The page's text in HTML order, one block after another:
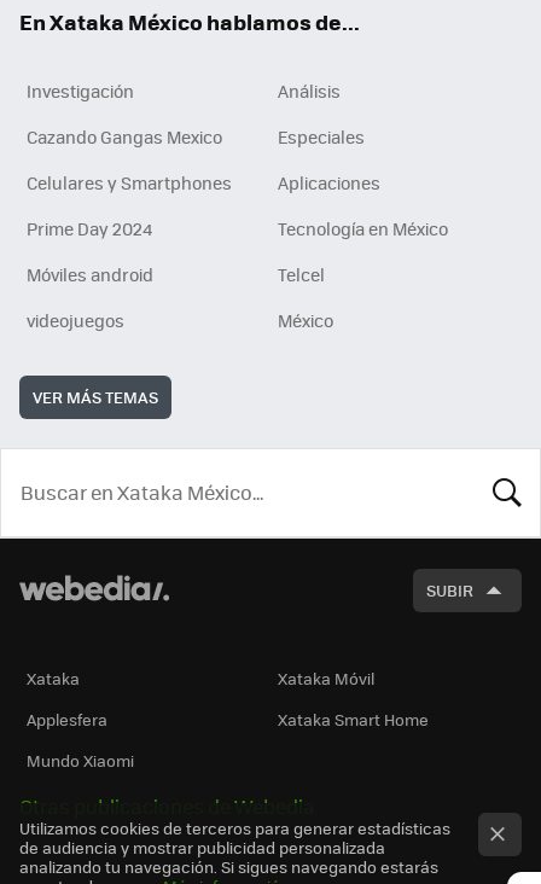
En Xataka México hablamos de...
Investigación
Análisis
Cazando Gangas Mexico
Especiales
Celulares y Smartphones
Aplicaciones
Prime Day 2024
Tecnología en México
Móviles android
Telcel
videojuegos
México
VER MÁS TEMAS
SUBIR
Xataka
Xataka Móvil
Applesfera
Xataka Smart Home
Mundo Xiaomi
Otras publicaciones de Webedia
Utilizamos cookies de terceros para generar estadísticas
de audiencia y mostrar publicidad personalizada
analizando tu navegación. Si sigues navegando estarás